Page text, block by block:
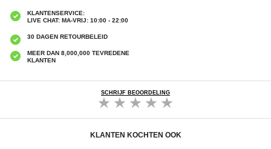
KLANTENSERVICE:
LIVE CHAT: MA-VRIJ: 10:00 - 22:00
30 DAGEN RETOURBELEID
MEER DAN 8,000,000 TEVREDENE
KLANTEN
SCHRIJF BEOORDELING
KLANTEN KOCHTEN OOK